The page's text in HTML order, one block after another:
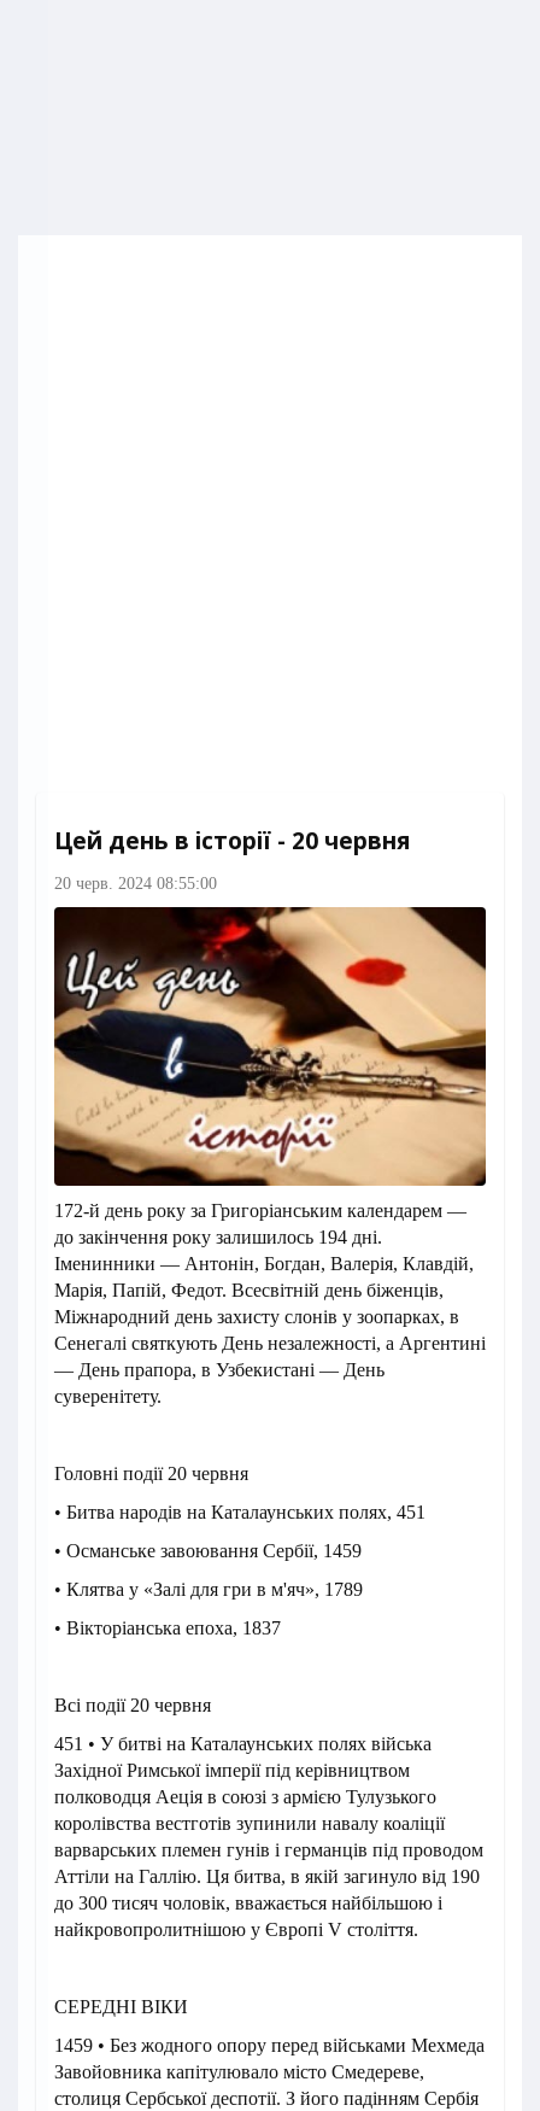
Цей день в історії - 20 червня
20 черв. 2024 08:55:00
172-й день року за Григоріанським календарем —
до закінчення року залишилось 194 дні.
Іменинники — Антонін, Богдан, Валерія, Клавдій,
Марія, Папій, Федот. Всесвітній день біженців,
Міжнародний день захисту слонів у зоопарках, в
Сенегалі святкують День незалежності, а Аргентині
— День прапора, в Узбекистані — День
суверенітету.
Головні події 20 червня
• Битва народів на Каталаунських полях, 451
• Османське завоювання Сербії, 1459
• Клятва у «Залі для гри в м'яч», 1789
• Вікторіанська епоха, 1837
Всі події 20 червня
451 • У битві на Каталаунських полях війська
Західної Римської імперії під керівництвом
полководця Аеція в союзі з армією Тулузького
королівства вестготів зупинили навалу коаліції
варварських племен гунів і германців під проводом
Аттіли на Галлію. Ця битва, в якій загинуло від 190
до 300 тисяч чоловік, вважається найбільшою і
найкровопролитнішою у Європі V століття.
СЕРЕДНІ ВІКИ
1459 • Без жодного опору перед військами Мехмеда
Завойовника капітулювало місто Смедереве,
столиця Сербської деспотії. З його падінням Сербія